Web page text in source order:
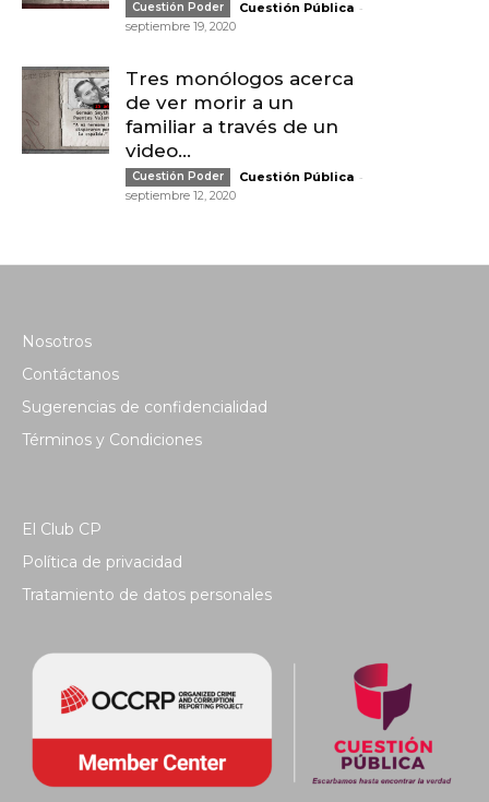
Cuestión Poder Cuestión Pública -
septiembre 19, 2020
Tres monólogos acerca
de ver morir a un
familiar a través de un
video...
Cuestión Poder Cuestión Pública -
septiembre 12, 2020
Nosotros
Contáctanos
Sugerencias de confidencialidad
Términos y Condiciones
El Club CP
Política de privacidad
Tratamiento de datos personales